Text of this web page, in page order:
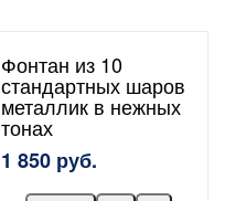
Фонтан из 10
стандартных шаров
металлик в нежных
тонах
1 850 руб.